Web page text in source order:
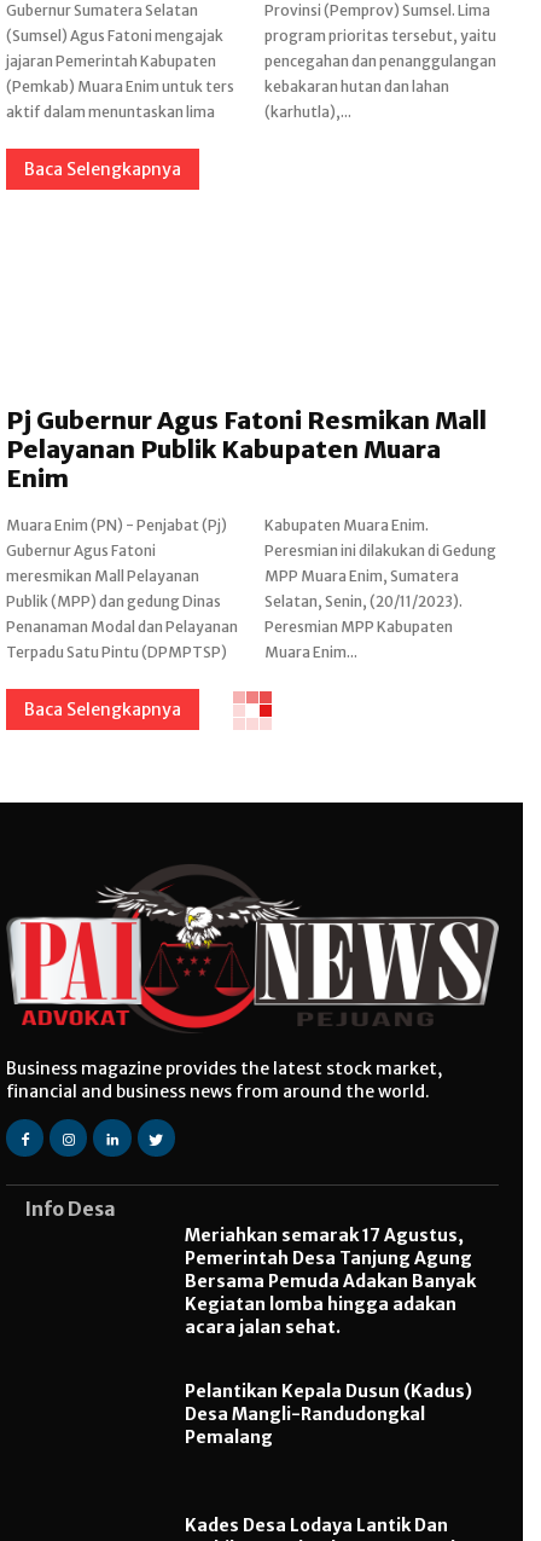
Gubernur Sumatera Selatan
(Sumsel) Agus Fatoni mengajak
jajaran Pemerintah Kabupaten
(Pemkab) Muara Enim untuk ters
aktif dalam menuntaskan lima
Provinsi (Pemprov) Sumsel. Lima
program prioritas tersebut, yaitu
pencegahan dan penanggulangan
kebakaran hutan dan lahan
(karhutla),...
Baca Selengkapnya
Pj Gubernur Agus Fatoni Resmikan Mall
Pelayanan Publik Kabupaten Muara
Enim
Muara Enim (PN) - Penjabat (Pj)
Gubernur Agus Fatoni
meresmikan Mall Pelayanan
Publik (MPP) dan gedung Dinas
Penanaman Modal dan Pelayanan
Terpadu Satu Pintu (DPMPTSP)
Kabupaten Muara Enim.
Peresmian ini dilakukan di Gedung
MPP Muara Enim, Sumatera
Selatan, Senin, (20/11/2023).
Peresmian MPP Kabupaten
Muara Enim...
Baca Selengkapnya
Business magazine provides the latest stock market,
financial and business news from around the world.
Info Desa
Meriahkan semarak 17 Agustus,
Pemerintah Desa Tanjung Agung
Bersama Pemuda Adakan Banyak
Kegiatan lomba hingga adakan
acara jalan sehat.
Pelantikan Kepala Dusun (Kadus)
Desa Mangli-Randudongkal
Pemalang
Kades Desa Lodaya Lantik Dan